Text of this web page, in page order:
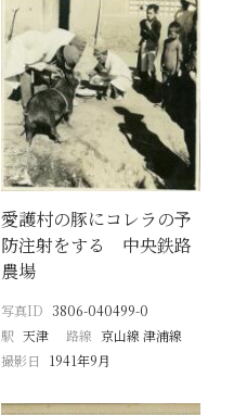
愛護村の豚にコレラの予
防注射をする 中央鉄路
農場
写真ID 3806-040499-0
駅 天津 路線 京山線 津浦線
撮影日
1941年9月